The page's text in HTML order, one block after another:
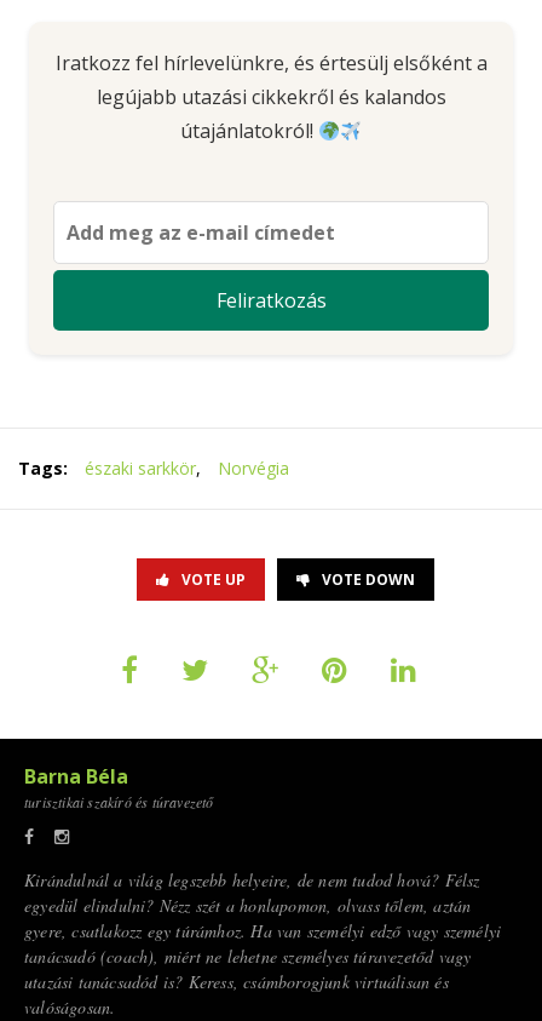
Iratkozz fel hírlevelünkre, és értesülj elsőként a
legújabb utazási cikkekről és kalandos
útajánlatokról!
Tags: északi sarkkör, Norvégia
VOTE UP VOTE DOWN
Barna Béla
turisztikai szakíró és túravezető
Kirándulnál a világ legszebb helyeire, de nem tudod hová? Félsz
egyedül elindulni? Nézz szét a honlapomon, olvass tőlem, aztán
gyere, csatlakozz egy túrámhoz. Ha van személyi edző vagy személyi
tanácsadó (coach), miért ne lehetne személyes túravezetőd vagy
utazási tanácsadód is? Keress, csámborogjunk virtuálisan és
valóságosan.